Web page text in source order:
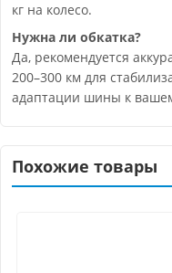
кг на колесо.
Нужна ли обкатка?
Да, рекомендуется
200–300 км для
адаптации шины к
Похожие товары